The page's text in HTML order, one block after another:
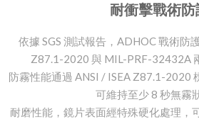
耐衝擊戰術防
依據 SGS 測試報告，ADHOC 戰術防
Z87.1-2020 與 MIL-PRF-32432A
防霧性能通過 ANSI / ISEA Z87.1-2020
可維持至少 8 秒無霧
耐磨性能，鏡片表面經特殊硬化處理，